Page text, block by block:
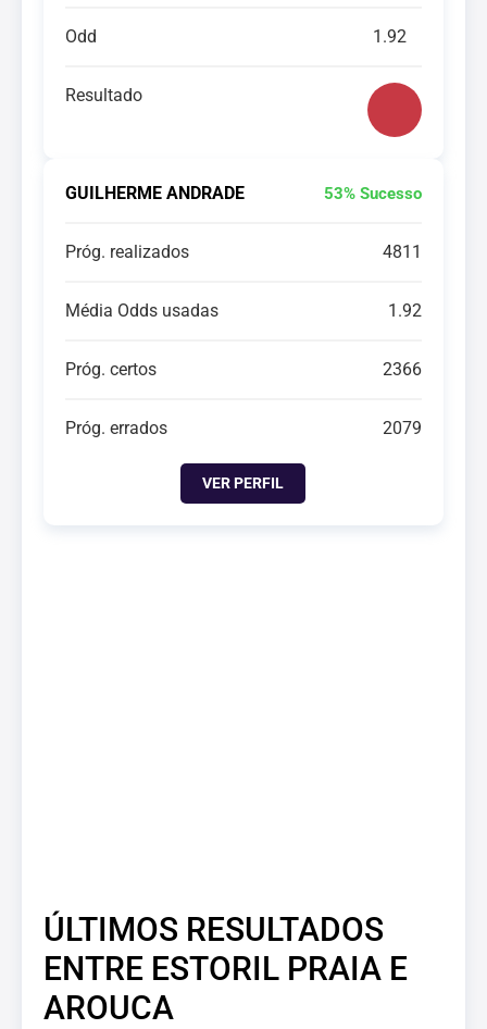
Odd 1.92
Resultado
GUILHERME ANDRADE 53% Sucesso
Próg. realizados 4811
Média Odds usadas 1.92
Próg. certos 2366
Próg. errados 2079
VER PERFIL
ÚLTIMOS RESULTADOS
ENTRE ESTORIL PRAIA E
AROUCA